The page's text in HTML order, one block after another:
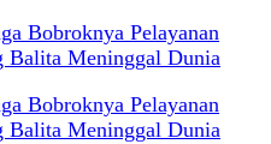
Bobroknya Pelayanan
Balita Meninggal Dunia
Bobroknya Pelayanan
Balita Meninggal Dunia